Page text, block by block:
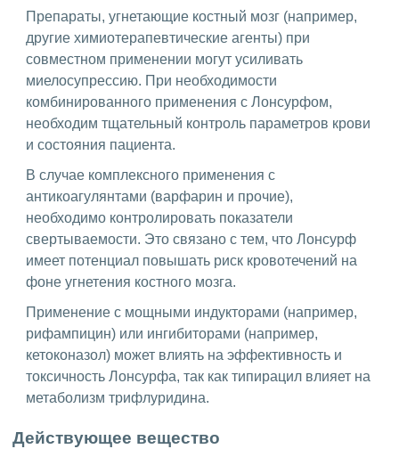
Препараты, угнетающие костный мозг (например,
другие химиотерапевтические агенты) при
совместном применении могут усиливать
миелосупрессию. При необходимости
комбинированного применения с Лонсурфом,
необходим тщательный контроль параметров крови
и состояния пациента.
В случае комплексного применения с
антикоагулянтами (варфарин и прочие),
необходимо контролировать показатели
свертываемости. Это связано с тем, что Лонсурф
имеет потенциал повышать риск кровотечений на
фоне угнетения костного мозга.
Применение с мощными индукторами (например,
рифампицин) или ингибиторами (например,
кетоконазол) может влиять на эффективность и
токсичность Лонсурфа, так как типирацил влияет на
метаболизм трифлуридина.
Действующее вещество